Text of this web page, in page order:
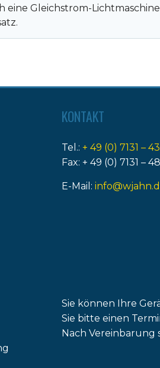
eine Gleichstrom-
KONTAKT
Tel.: + 49 (0) 7131 – 43
Fax: + 49 (0) 7131 –
E-Mail:
Sie können Ihre
Sie bitte einen
Nach Vereinbarung